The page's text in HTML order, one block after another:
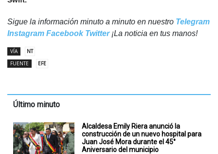
Sigue la información minuto a minuto en nuestro Telegram
Instagram Facebook Twitter¡La noticia en tus manos!
VÍA
NT
FUENTE
EFE
Último minuto
Alcaldesa Emily Riera anunció la
construcción de un nuevo hospital para
Juan José Mora durante el 45°
Aniversario del municipio